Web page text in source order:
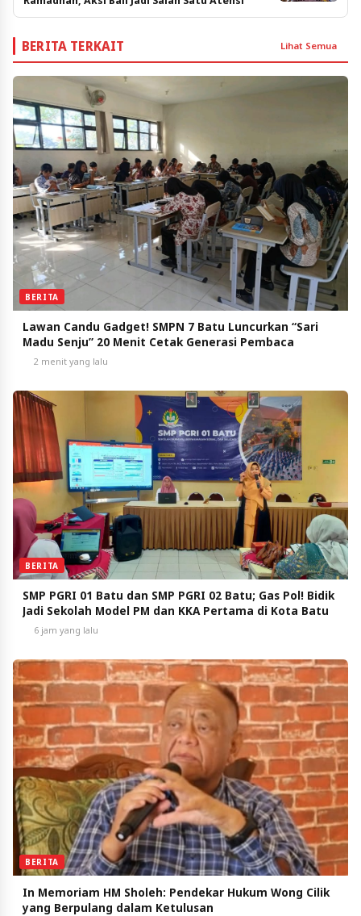
BERITA TERKAIT Lihat Semua
BERITA
Lawan Candu Gadget! SMPN 7 Batu Luncurkan “Sari
Madu Senju” 20 Menit Cetak Generasi Pembaca
2 menit yang lalu
BERITA
SMP PGRI 01 Batu dan SMP PGRI 02 Batu; Gas Pol! Bidik
Jadi Sekolah Model PM dan KKA Pertama di Kota Batu
6 jam yang lalu
BERITA
In Memoriam HM Sholeh: Pendekar Hukum Wong Cilik
yang Berpulang dalam Ketulusan